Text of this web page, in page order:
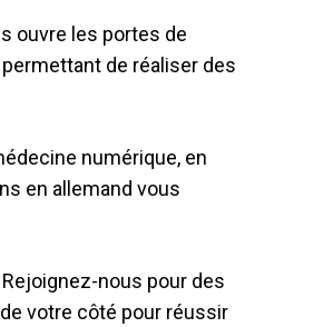
ouvre les portes de
de réaliser des
numérique, en
en allemand vous
nous pour des
votre côté pour réussir